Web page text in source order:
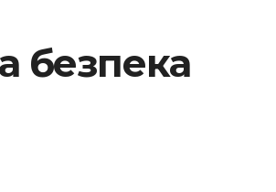
безпека